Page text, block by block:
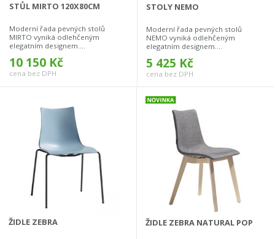
STŮL MIRTO 120X80CM
Moderní řada pevných stolů
MIRTO vyniká odlehčeným
elegatním designem....
10 150 Kč
cena bez DPH
STOLY NEMO
Moderní řada pevných stolů
NEMO vyniká odlehčeným
elegatním designem....
5 425 Kč
cena bez DPH
ŽIDLE ZEBRA ŽIDLE ZEBRA NATURAL POP